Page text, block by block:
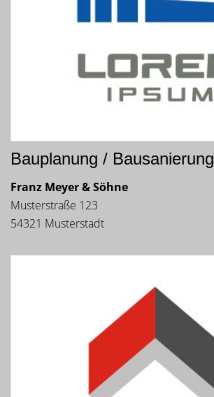
Bauplanung / Bausanierung
Franz Meyer & Söhne
Musterstraße 123
54321 Musterstadt